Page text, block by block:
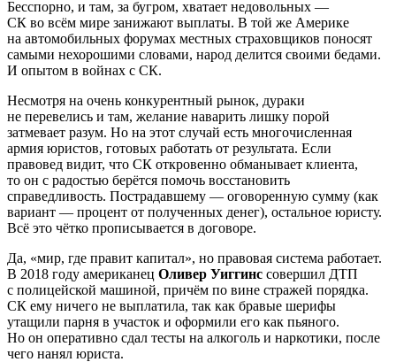
Бесспорно, и там, за бугром, хватает недовольных —
СК во всём мире занижают выплаты. В той же Америке
на автомобильных форумах местных страховщиков поносят
самыми нехорошими словами, народ делится своими бедами.
И опытом в войнах с СК.
Несмотря на очень конкурентный рынок, дураки
не перевелись и там, желание наварить лишку порой
затмевает разум. Но на этот случай есть многочисленная
армия юристов, готовых работать от результата. Если
правовед видит, что СК откровенно обманывает клиента,
то он с радостью берётся помочь восстановить
справедливость. Пострадавшему — оговоренную сумму (как
вариант — процент от полученных денег), остальное юристу.
Всё это чётко прописывается в договоре.
Да, «мир, где правит капитал», но правовая система работает.
В 2018 году американец Оливер Уиггинс совершил ДТП
с полицейской машиной, причём по вине стражей порядка.
СК ему ничего не выплатила, так как бравые шерифы
утащили парня в участок и оформили его как пьяного.
Но он оперативно сдал тесты на алкоголь и наркотики, после
чего нанял юриста.